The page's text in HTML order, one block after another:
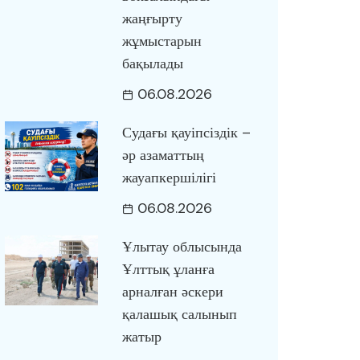
жаңғырту
жұмыстарын
бақылады
06.08.2026
Судағы қауіпсіздік –
әр азаматтың
жауапкершілігі
06.08.2026
Ұлытау облысында
Ұлттық ұланға
арналған әскери
қалашық салынып
жатыр